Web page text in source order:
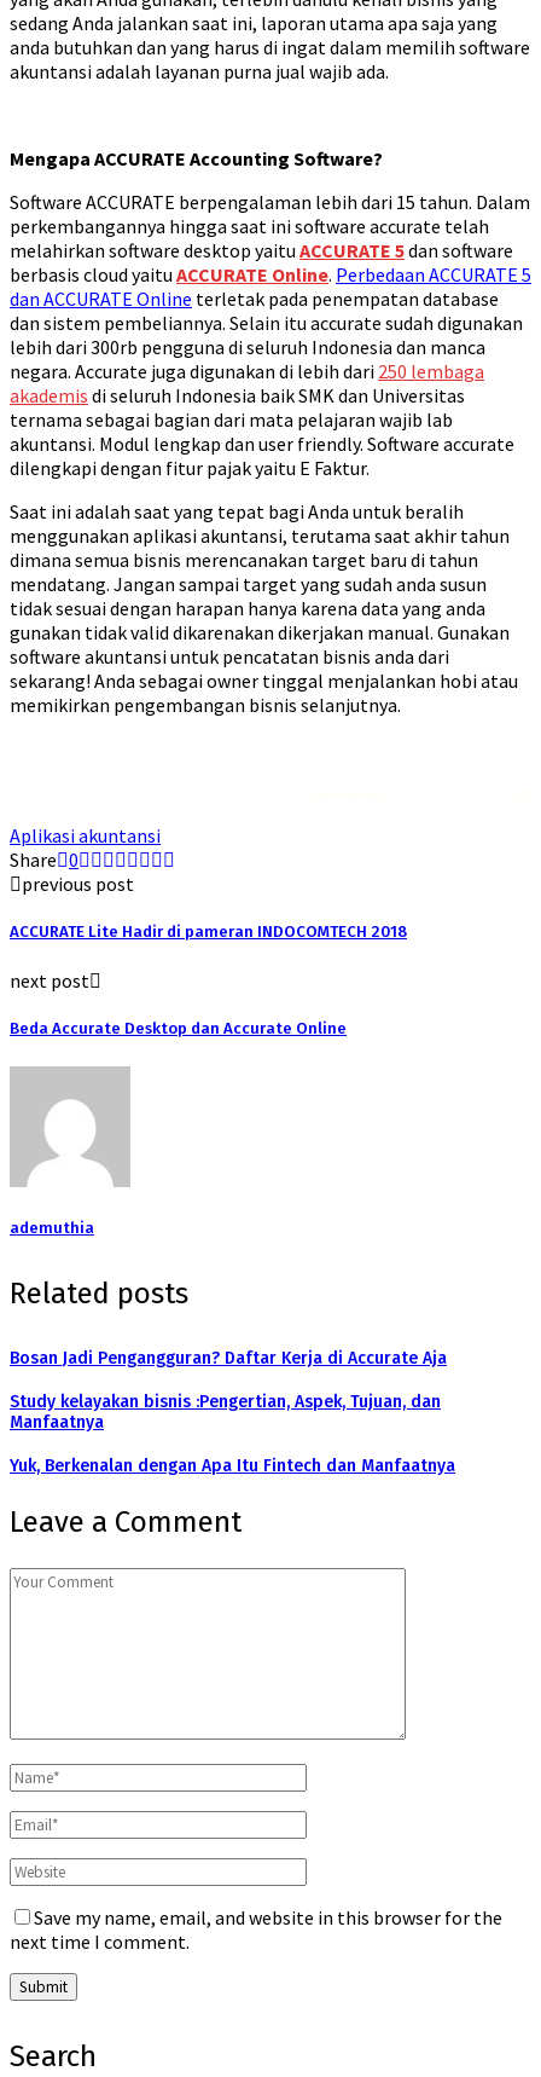
sedang Anda jalankan saat ini, laporan utama apa saja yang
anda butuhkan dan yang harus di ingat dalam memilih software
akuntansi adalah layanan purna jual wajib ada.
Mengapa ACCURATE Accounting Software?
Software ACCURATE berpengalaman lebih dari 15 tahun. Dalam
perkembangannya hingga saat ini software accurate telah
melahirkan software desktop yaitu ACCURATE 5dan software
berbasis cloud yaitu ACCURATE Online. Perbedaan ACCURATE 5
dan ACCURATE Online terletak pada penempatan database
dan sistem pembeliannya. Selain itu accurate sudah digunakan
lebih dari 300rb pengguna di seluruh Indonesia dan manca
negara. Accurate juga digunakan di lebih dari 250 lembaga
akademis di seluruh Indonesia baik SMK dan Universitas
ternama sebagai bagian dari mata pelajaran wajib lab
akuntansi. Modul lengkap dan user friendly. Software accurate
dilengkapi dengan fitur pajak yaitu E Faktur.
Saat ini adalah saat yang tepat bagi Anda untuk beralih
menggunakan aplikasi akuntansi, terutama saat akhir tahun
dimana semua bisnis merencanakan target baru di tahun
mendatang. Jangan sampai target yang sudah anda susun
tidak sesuai dengan harapan hanya karena data yang anda
gunakan tidak valid dikarenakan dikerjakan manual. Gunakan
software akuntansi untuk pencatatan bisnis anda dari
sekarang! Anda sebagai owner tinggal menjalankan hobi atau
memikirkan pengembangan bisnis selanjutnya.
Aplikasi akuntansi
Share 0
previous post
ACCURATE Lite Hadir di pameran INDOCOMTECH 2018
next post
Beda Accurate Desktop dan Accurate Online
ademuthia
Related posts
Bosan Jadi Pengangguran? Daftar Kerja di Accurate Aja
Study kelayakan bisnis :Pengertian, Aspek, Tujuan, dan
Manfaatnya
Yuk, Berkenalan dengan Apa Itu Fintech dan Manfaatnya
Leave a Comment
Save my name, email, and website in this browser for the
next time I comment.
Search